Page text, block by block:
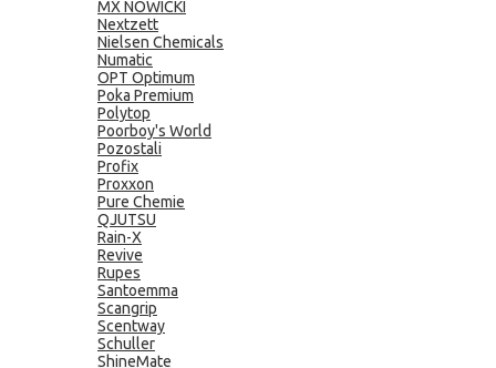
MX NOWICKI
Nextzett
Nielsen Chemicals
Numatic
OPT Optimum
Poka Premium
Polytop
Poorboy's World
Pozostali
Profix
Proxxon
Pure Chemie
QJUTSU
Rain-X
Revive
Rupes
Santoemma
Scangrip
Scentway
Schuller
ShineMate